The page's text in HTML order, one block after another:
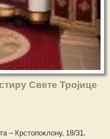
Свете Тројице
– Крстопоклону, 18/31.